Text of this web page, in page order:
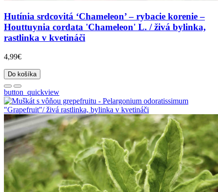
Hutínia srdcovitá ‘Chameleon’ – rybacie korenie –
Houttuynia cordata 'Chameleon' L. / živá bylinka,
rastlinka v kvetináči
4,99€
Do košíka
button_quickview